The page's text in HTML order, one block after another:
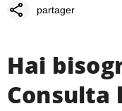
share partager
Hai
Consulta